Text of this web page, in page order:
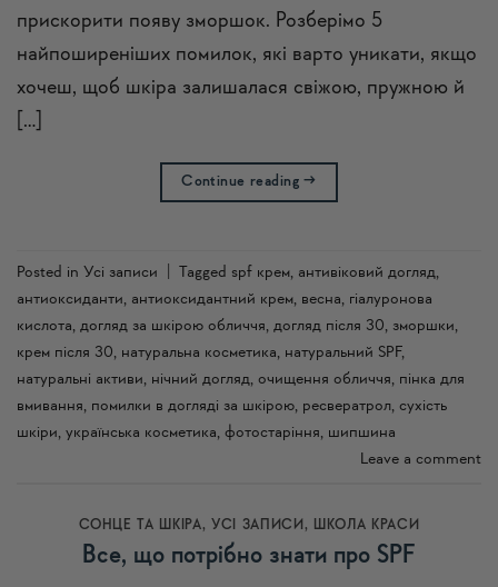
прискорити появу зморшок. Розберімо 5
найпоширеніших помилок, які варто уникати, якщо
хочеш, щоб шкіра залишалася свіжою, пружною й
[…]
Continue reading→
Posted in Усi записи Tagged spf крем, антивіковий догляд,
антиоксиданти, антиоксидантний крем, весна, гіалуронова
кислота, догляд за шкірою обличчя, догляд після 30, зморшки,
крем після 30, натуральна косметика, натуральний SPF,
натуральні активи, нічний догляд, очищення обличчя, пінка для
вмивання, помилки в догляді за шкірою, ресвератрол, сухість
шкіри, українська косметика, фотостаріння, шипшина
Leave a comment
СОНЦЕ ТА ШКІРА, УСI ЗАПИСИ , ШКОЛА КРАСИ
Все, що потрібно знати про SPF